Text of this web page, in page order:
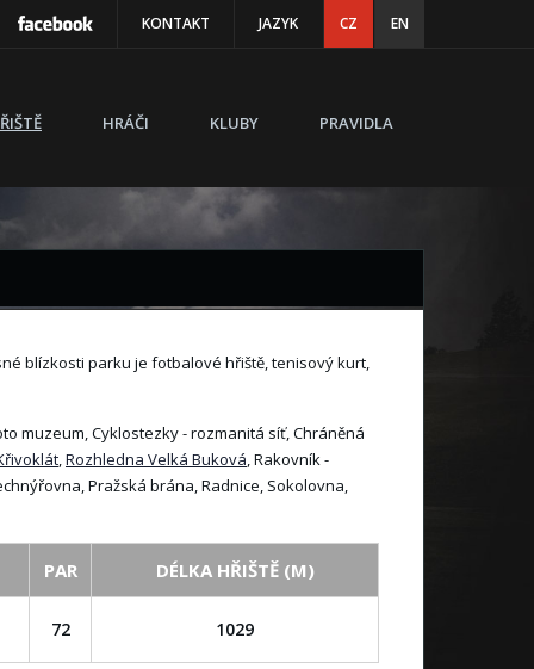
KONTAKT JAZYK CZ EN
HRÁČI KLUBY PRAVIDLA
blízkosti parku je fotbalové hřiště, tenisový kurt,
muzeum, Cyklostezky - rozmanitá síť, Chráněná
,Rozhledna Velká Buková, Rakovník -
Pražská brána, Radnice, Sokolovna,
PAR DÉLKA HŘIŠTĚ (M)
72 1029